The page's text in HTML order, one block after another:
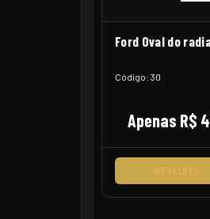
Ford Oval do
Código: 30
Apenas R$